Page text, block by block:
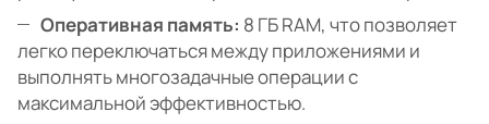
Оперативная память: 8 ГБ RAM, что позволяет
легко переключаться между приложениями и
выполнять многозадачные операции с
максимальной эффективностью.